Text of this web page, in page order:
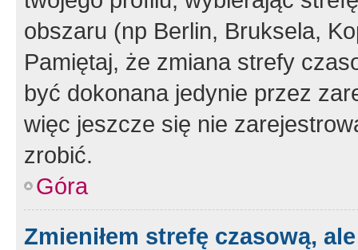
obszaru (np Berlin, Bruksela,
Pamiętaj, że zmiana strefy
być dokonana jedynie przez
więc jeszcze się nie
zrobić.
Góra
Zmieniłem strefę czasową,